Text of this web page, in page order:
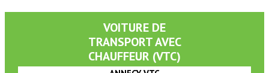
VOITURE DE
TRANSPORT AVEC
CHAUFFEUR (VTC)